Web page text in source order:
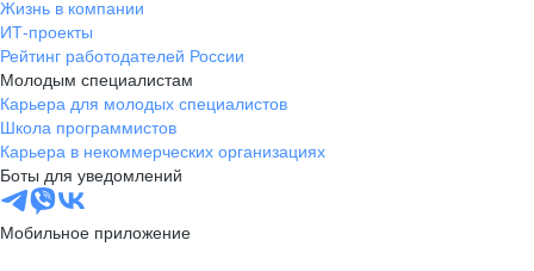
ул. Большевистская, д. 35,
помещение 21
+7 383 207-94-64
pr@nsk.hh.ru
Минск
пр-т Дзержинского, д. 57,
10 этаж, помещение 45-1
Жизнь в компании
ИТ-проекты
Рейтинг работодателей России
Молодым специалистам
Карьера для молодых специалистов
Школа программистов
Карьера в некоммерческих организациях
Боты для уведомлений
Мобильное приложение